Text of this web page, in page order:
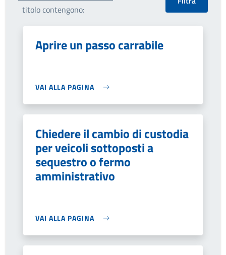
titolo contengono:
Aprire un passo carrabile
VAI ALLA PAGINA
Chiedere il cambio di custodia
per veicoli sottoposti a
sequestro o fermo
amministrativo
VAI ALLA PAGINA